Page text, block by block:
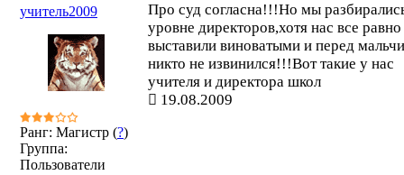
учитель2009
Ранг: Магистр (?)
Группа:
Пользователи
Про суд согласна!!!Но мы
уровне директоров,хотя нас все равно
выставили виноватыми и перед
никто не извинился!!!Вот такие у нас
учителя и директора школ
19.08.2009